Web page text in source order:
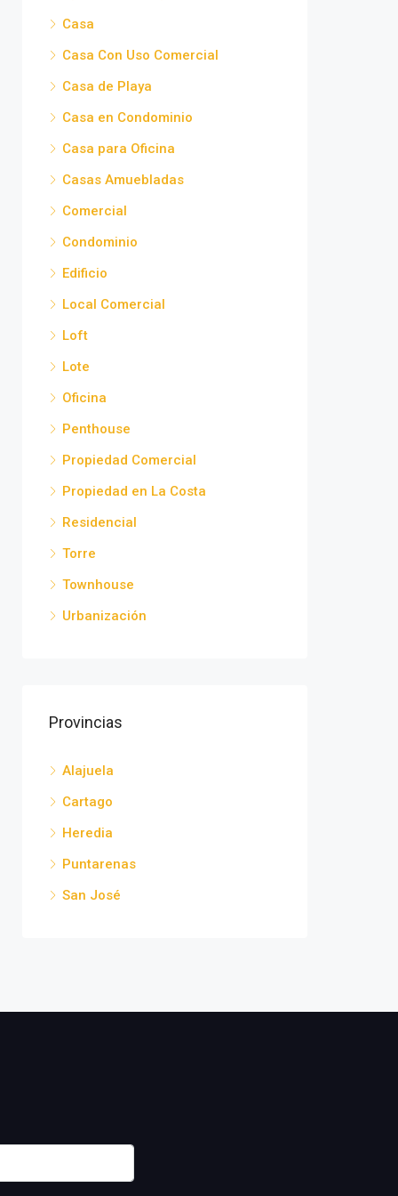
Casa
Casa Con Uso Comercial
Casa de Playa
Casa en Condominio
Casa para Oficina
Casas Amuebladas
Comercial
Condominio
Edificio
Local Comercial
Loft
Lote
Oficina
Penthouse
Propiedad Comercial
Propiedad en La Costa
Residencial
Torre
Townhouse
Urbanización
Provincias
Alajuela
Cartago
Heredia
Puntarenas
San José